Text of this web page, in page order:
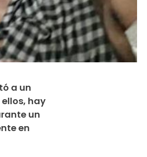
a un
hay
un
en